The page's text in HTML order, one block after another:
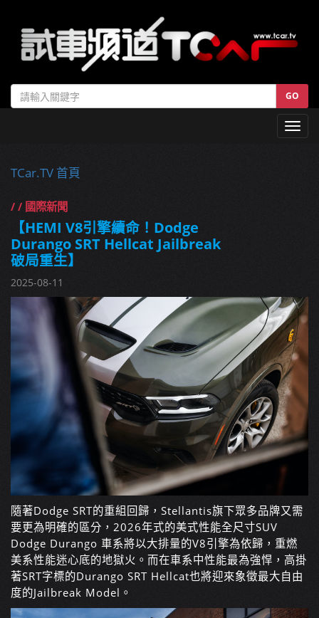
GO
TCar.TV 首頁
/ / 國際新聞
【HEMI V8引擎續命！Dodge
Durango SRT Hellcat Jailbreak
破局重生】
2025-08-11
隨著Dodge SRT的重組回歸，Stellantis旗下眾多品牌又需
要更為明確的區分，2026年式的美式性能全尺寸SUV
Dodge Durango 車系將以大排量的V8引擎為依歸，重燃
美系性能迷心底的地獄火。而在車系中性能最為強悍，高掛
著SRT字標的Durango SRT Hellcat也將迎來象徵最大自由
度的Jailbreak Model。